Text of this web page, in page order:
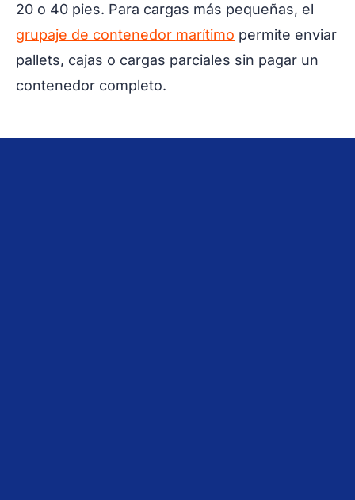
20 o 40 pies. Para cargas más pequeñas, el
grupaje de contenedor marítimo permite enviar
pallets, cajas o cargas parciales sin pagar un
contenedor completo.